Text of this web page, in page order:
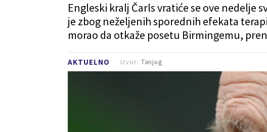
AKTUELNO
Engleski kralj Čarls vratiće se ove
je zbog neželjenih sporednih efekata
morao da otkaže posetu Birmingemu,
Izvor: Tanjug